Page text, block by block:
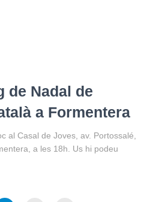
de Nadal de
a Formentera
al Casal de Joves, av. Portossalé,
a les 18h. Us hi podeu